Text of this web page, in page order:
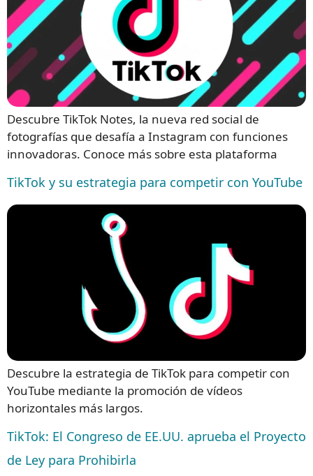
Descubre TikTok Notes, la nueva red social de
fotografías que desafía a Instagram con funciones
innovadoras. Conoce más sobre esta plataforma
TikTok y su estrategia para competir con YouTube
Descubre la estrategia de TikTok para competir con
YouTube mediante la promoción de vídeos
horizontales más largos.
TikTok: El Congreso de EE.UU. aprueba el Proyecto
de Ley para Prohibirla